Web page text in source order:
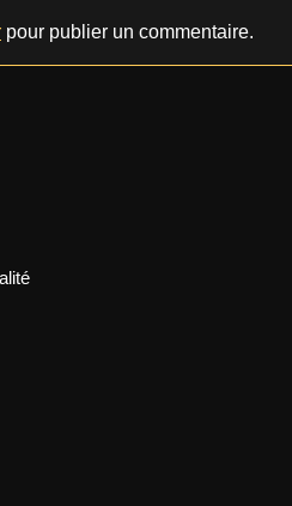
pour publier un commentaire.